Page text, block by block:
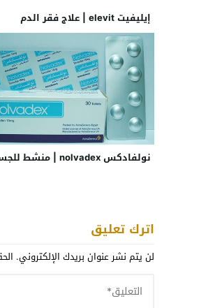
إيليفيت elevit | علاج فقر الدم
نولفادكس nolvadex | منشط للجسم
اترك تعليق
لن يتم نشر عنوان بريدك الإلكتروني.